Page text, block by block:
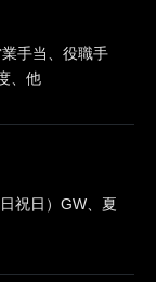
手当、役職手
、他
祝日）GW、夏